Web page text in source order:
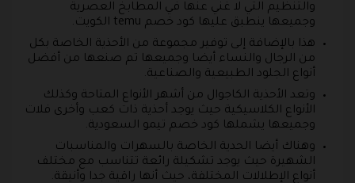
والتنظيم التي لا غني عنها في المطابخ العصرية
وجميعها ينطبق عليها كود خصم temu الكويت.
هذا بالإضافة إلى توفير مجموعة من الأحذية الخاصة بكل
من الرجال والنساء أيضا وجميعها تم صنعها من أفضل
أنواع الجلود الطبيعية والصناعية.
وتعد الأحذية الكاجوال من أشهر الأنواع المتاحة وكذلك
الأنواع الكلاسيكية حيث يوجد أحذية ذات كعب وأخرى فلات
وجميعها يشملها كود خصم تيمو السعودية.
وهناك أيضا الحدية الخاصة بالسهرات والمناسبات
الشهيرة حيث يوجد تشكيلة رائعة تتناسب مع مختلف
أنواع الإطلالات المختلفة، حيث أنها راقية جدا وأنيقة.